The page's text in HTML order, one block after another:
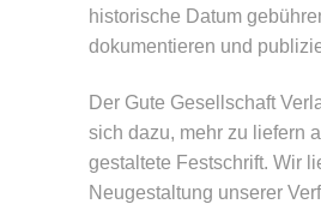
historische Datum
dokumentieren und
Der Gute Gesellschaft
sich dazu, mehr zu liefern
gestaltete Festschrift. Wir
Neugestaltung unserer